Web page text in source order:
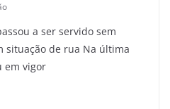
a ser servido sem
situação de rua Na última
em vigor